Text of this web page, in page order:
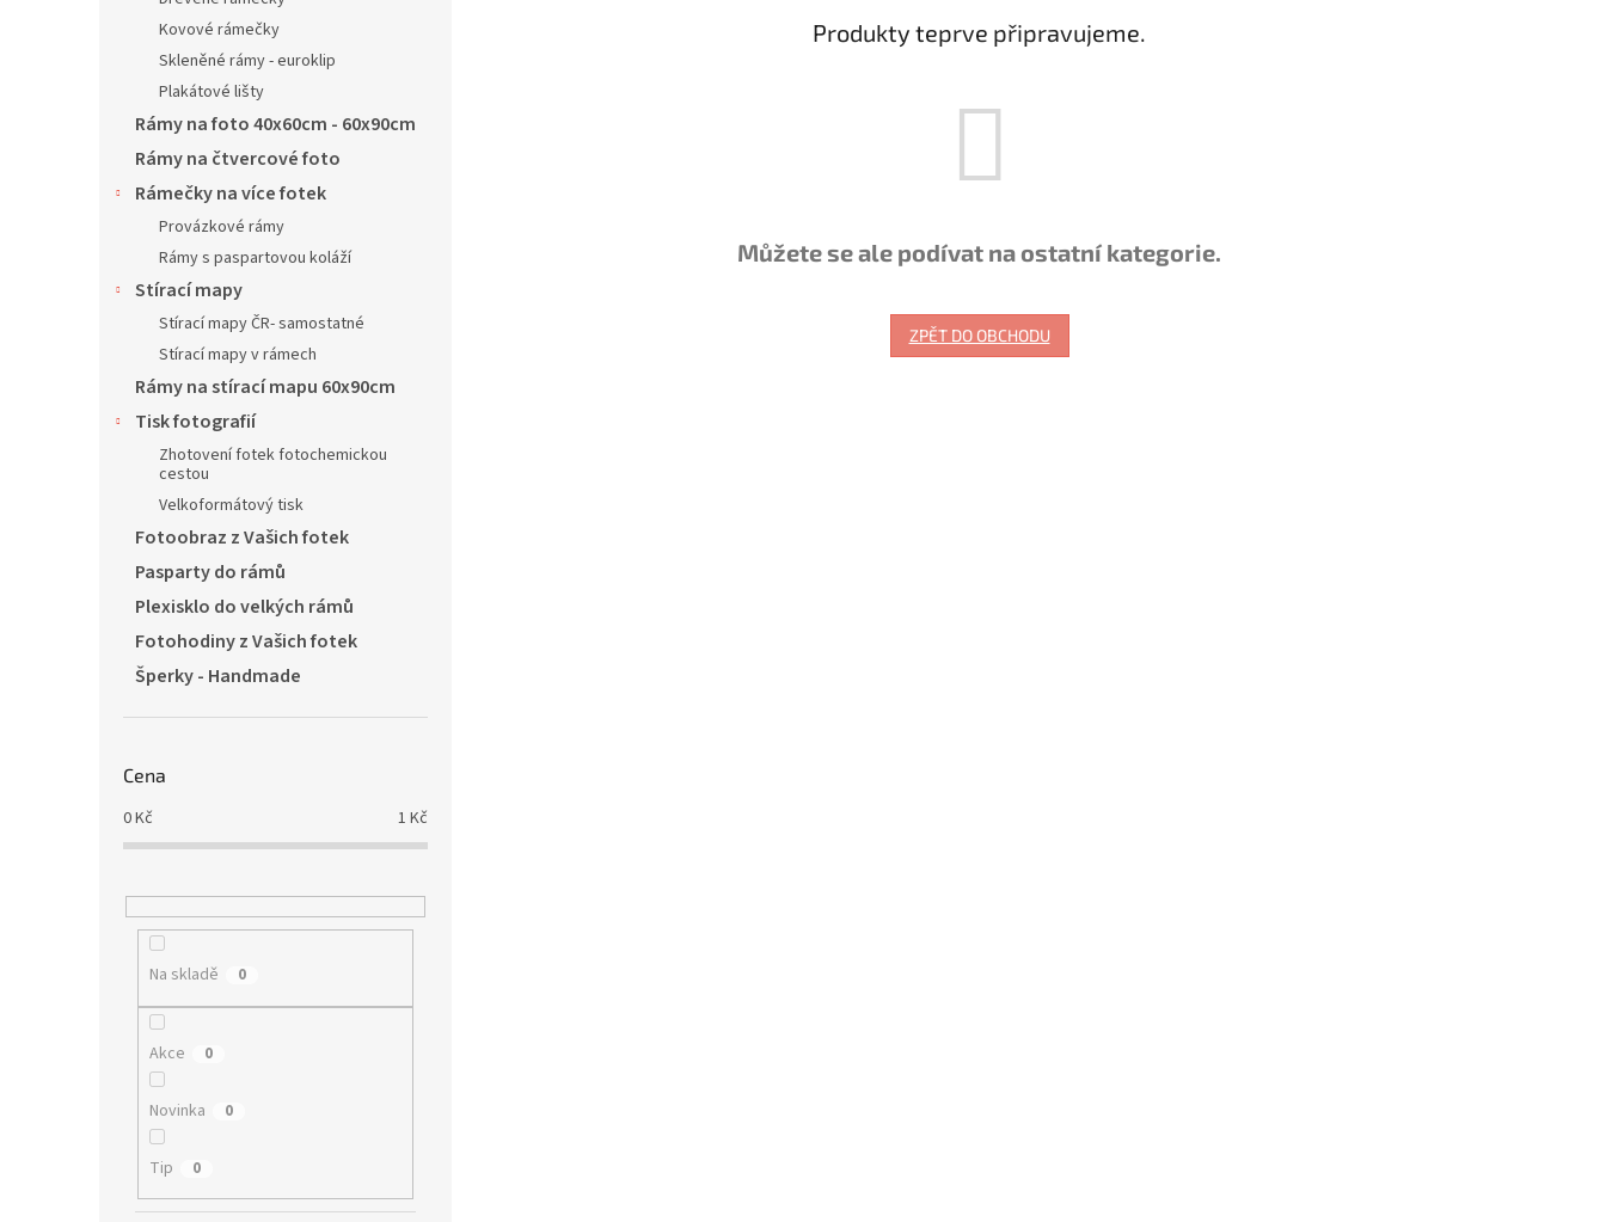
Kovové rámečky
Skleněné rámy - euroklip
Plakátové lišty
Rámy na foto 40x60cm - 60x90cm
Rámy na čtvercové foto
Rámečky na více fotek
Provázkové rámy
Rámy s paspartovou koláží
Stírací mapy
Stírací mapy ČR- samostatné
Stírací mapy v rámech
Rámy na stírací mapu 60x90cm
Tisk fotografií
Zhotovení fotek fotochemickou
cestou
Velkoformátový tisk
Fotoobraz z Vašich fotek
Pasparty do rámů
Plexisklo do velkých rámů
Fotohodiny z Vašich fotek
Šperky - Handmade
Cena
0Kč 1 Kč
Na skladě 0
Akce 0
Novinka 0
Tip 0
Produkty teprve připravujeme.
Můžete se ale podívat na ostatní kategorie.
ZPĚT DO OBCHODU